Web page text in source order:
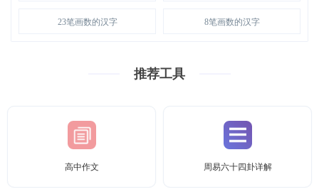
23笔画数的汉字 8笔画数的汉字
推荐工具
高中作文 周易六十四卦详解